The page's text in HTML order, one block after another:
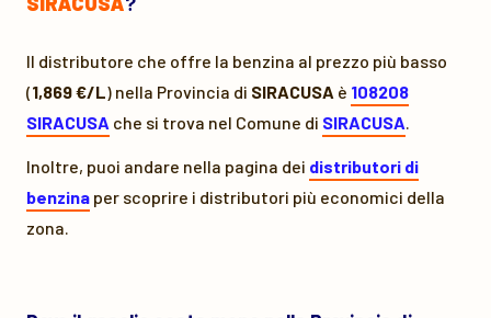
Il distributore che offre la benzina al prezzo più basso
(1,869 €/L) nella Provincia di SIRACUSA è 108208
SIRACUSA che si trova nel Comune di SIRACUSA.
Inoltre, puoi andare nella pagina dei distributori di
benzina per scoprire i distributori più economici della
zona.